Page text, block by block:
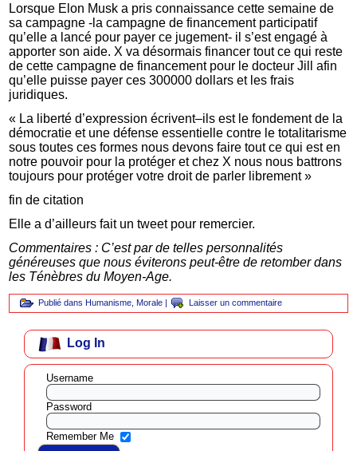
Lorsque Elon Musk a pris connaissance cette semaine de
sa campagne -la campagne de financement participatif
qu’elle a lancé pour payer ce jugement- il s’est engagé à
apporter son aide. X va désormais financer tout ce qui reste
de cette campagne de financement pour le docteur Jill afin
qu’elle puisse payer ces 300000 dollars et les frais
juridiques.
« La liberté d’expression écrivent–ils est le fondement de la
démocratie et une défense essentielle contre le totalitarisme
sous toutes ces formes nous devons faire tout ce qui est en
notre pouvoir pour la protéger et chez X nous nous battrons
toujours pour protéger votre droit de parler librement »
fin de citation
Elle a d’ailleurs fait un tweet pour remercier.
Commentaires : C’est par de telles personnalités
généreuses que nous éviterons peut-être de retomber dans
les Ténèbres du Moyen-Age.
Publié dans Humanisme Morale | Laisser un commentaire
Log In
Username
Password
Remember Me